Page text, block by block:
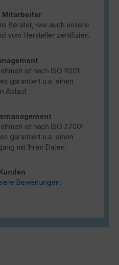
Berater, wie auch unsere
vom Hersteller zertifiziert.
ist nach ISO 9001
garantiert u.a. einen
Ablauf.
ist nach ISO 27001
garantiert u.a. einen
mit Ihren Daten.
Bewertungen.